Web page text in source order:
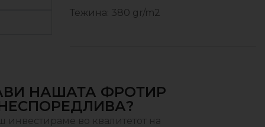
Тежина: 380 gr/m2
НАШАТА ФРОТИР
инвестираме во квалитетот на